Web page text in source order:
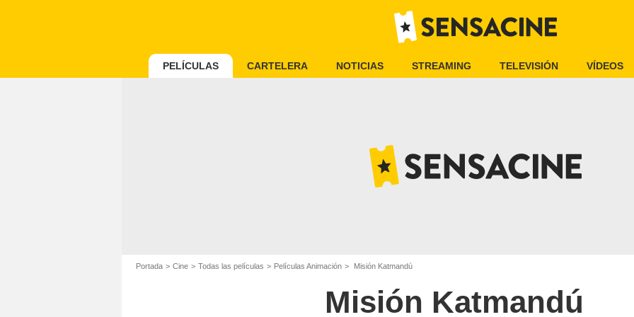
PELÍCULAS CARTELERA NOTICIAS STREAMING TELEVISIÓN VÍDEOS
Portada Cine Todas las películas Películas Animación Misión Katmandú
Misión Katmandú